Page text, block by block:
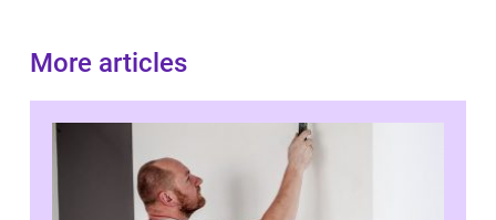
More articles